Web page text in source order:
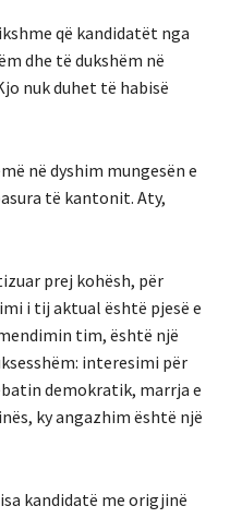
që kandidatët nga
dhe të dukshëm në
nuk duhet të habisë
në dyshim mungesën e
të kantonit. Aty,
prej kohësh, për
i tij aktual është pjesë e
tim, është një
interesimi për
demokratik, marrja e
ky angazhim është një
kandidatë me origjinë